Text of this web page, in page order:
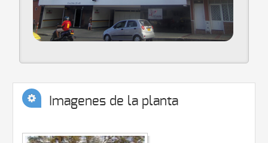
Imagenes de la planta